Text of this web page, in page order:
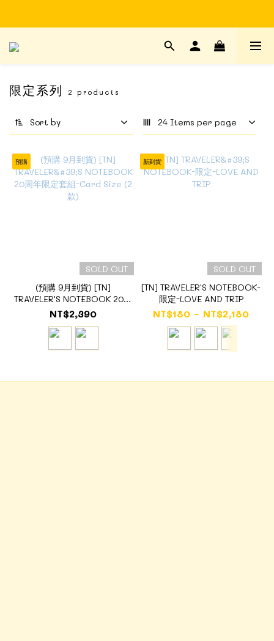
Time to enjoy STATIONERY!
限定系列 2 products
Sort by 24 Items per page
預購
SOLD OUT
(預購 9月到貨) [TN]
TRAVELER'S NOTEBOOK 20周
年限定套組-Card Size (2款)
NT$2,390
新到貨
SOLD OUT
[TN] TRAVELER'S NOTEBOOK-
限定-LOVE AND TRIP
NT$180 ~ NT$2,180